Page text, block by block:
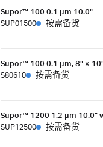
Supor™ 100 0.1 µm 10.0"
SUP01500
按需备货
Supor™ 100 0.1 µm, 8" ×
S80610
按需备货
Supor™ 1200 1.2 µm 10.0"
SUP12500
按需备货